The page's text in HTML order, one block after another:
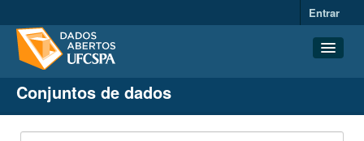
Entrar
Conjuntos de dados
Organizações
Conjuntos de dados